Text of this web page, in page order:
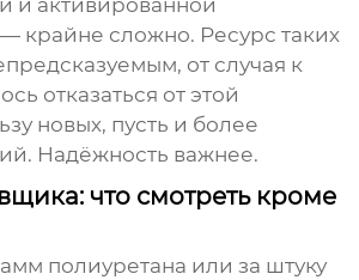
и активированной
крайне сложно. Ресурс таких
от случая к
отказаться от этой
новых, пусть и более
Надёжность важнее.
что смотреть кроме
полиуретана или за штуку